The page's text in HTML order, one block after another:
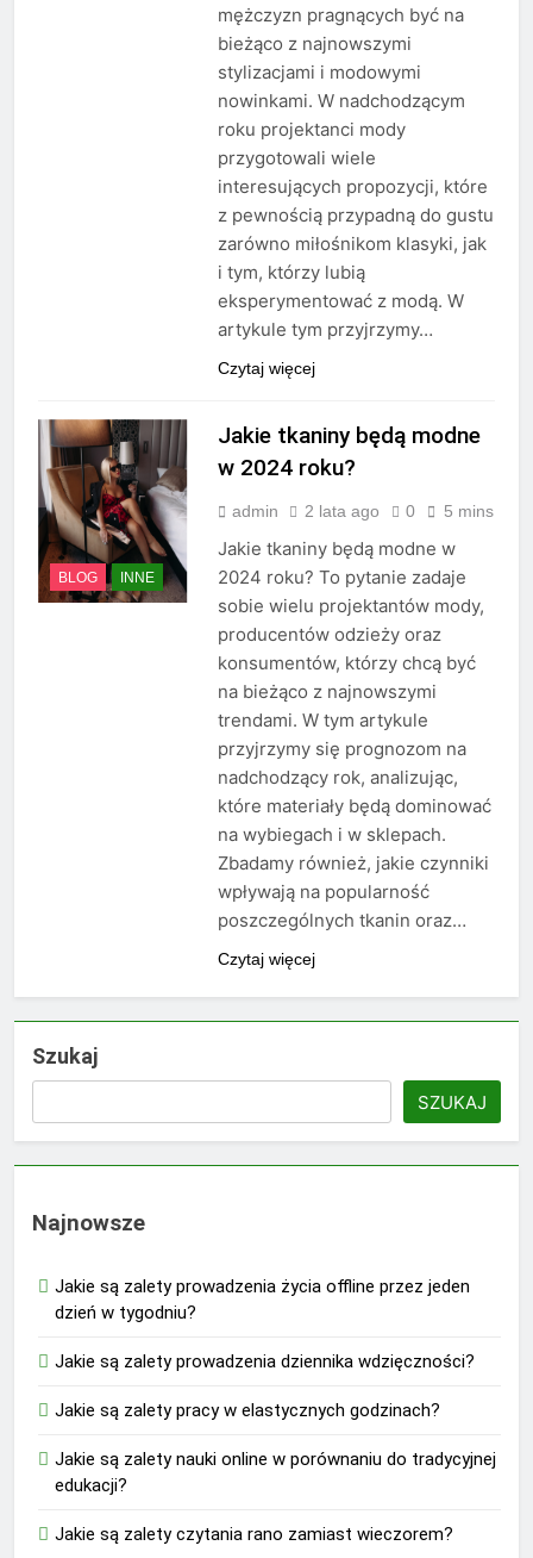
mężczyzn pragnących być na
bieżąco z najnowszymi
stylizacjami i modowymi
nowinkami. W nadchodzącym
roku projektanci mody
przygotowali wiele
interesujących propozycji, które
z pewnością przypadną do gustu
zarówno miłośnikom klasyki, jak
i tym, którzy lubią
eksperymentować z modą. W
artykule tym przyjrzymy…
Czytaj więcej
BLOG INNE
Jakie tkaniny będą modne
w 2024 roku?
admin 2 lata ago 0 5 mins
Jakie tkaniny będą modne w
2024 roku? To pytanie zadaje
sobie wielu projektantów mody,
producentów odzieży oraz
konsumentów, którzy chcą być
na bieżąco z najnowszymi
trendami. W tym artykule
przyjrzymy się prognozom na
nadchodzący rok, analizując,
które materiały będą dominować
na wybiegach i w sklepach.
Zbadamy również, jakie czynniki
wpływają na popularność
poszczególnych tkanin oraz…
Czytaj więcej
Szukaj
SZUKAJ
Najnowsze
Jakie są zalety prowadzenia życia offline przez jeden
dzień w tygodniu?
Jakie są zalety prowadzenia dziennika wdzięczności?
Jakie są zalety pracy w elastycznych godzinach?
Jakie są zalety nauki online w porównaniu do tradycyjnej
edukacji?
Jakie są zalety czytania rano zamiast wieczorem?